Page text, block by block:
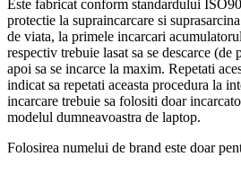
Este fabricat conform standardului
protectie la supraincarcare si
de viata, la primele incarcari
respectiv trebuie lasat sa se descarce (de
apoi sa se incarce la maxim. Repetati
indicat sa repetati aceasta procedura la
incarcare trebuie sa folositi doar
modelul dumneavoastra de laptop.
Folosirea numelui de brand este doar